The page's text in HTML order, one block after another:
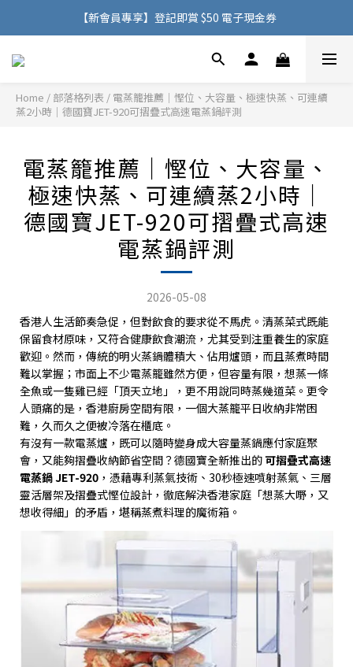
購物滿 HK$500，即可免費享用香港地區送貨服務
【新會員專享】登記即賞 $50 電子現金券
購物滿 HK$500，即可免費享用香港地區送貨服務
Home / 部落格列表 / 電蒸籠推薦｜慳位、大容量、極速快蒸、可連續
蒸2小時｜德國寶JET-920可摺疊式高速電蒸鍋評測
電蒸籠推薦｜慳位、大容量、
極速快蒸、可連續蒸2小時｜
德國寶JET-920可摺疊式高速
電蒸鍋評測
2026-05-08
香港人生活節奏急促，但對飲食的要求從不馬虎。清蒸菜式既能
保留食材原味，又符合健康飲食潮流，尤其受到注重養生的家庭
歡迎。然而，傳統的明火蒸鍋體積大、佔用爐頭，而且蒸煮時間
難以掌握；市面上不少電蒸籠雖然方便，但容量有限，想蒸一條
全魚或一隻雞已經「頂天立地」，更不用說同時蒸幾道菜。更令
人頭痛的是，香港廚房空間有限，一個大蒸籠平日收納非常困
難，久而久之便被冷落在櫃底。
有沒有一款電蒸爐，既可以隨時變身成大容量蒸鍋應付家庭聚
會，又能夠摺疊收納節省空間？德國寶全新推出的可摺疊式高速
電蒸鍋JET-920 ，憑藉專利蒸氣技術、 30秒極速噴射蒸氣、三層
靈活層架及摺疊式慳位設計，徹底解決香港家庭「想蒸大嘢，又
想收得細」的矛盾，堪稱蒸煮料理的魔術箱。